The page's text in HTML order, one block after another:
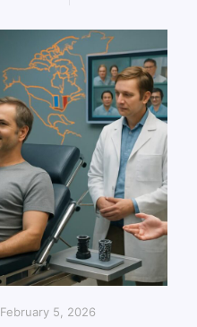
February 5, 2026